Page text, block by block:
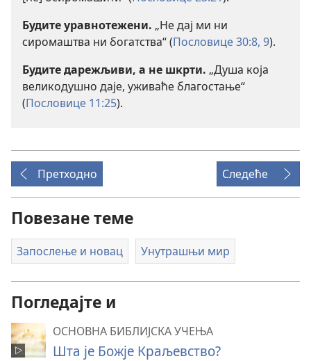
Будите уравнотежени. „Не дај ми ни
сиромаштва ни богатства“ (Пословице 30:8, 9).
Будите дарежљиви, а не шкрти. „Душа која
великодушно даје, уживаће благостање“
(Пословице 11:25).
Претходно Следеће
Повезане теме
Запослење и новац Унутрашњи мир
Погледајте и
ОСНОВНА БИБЛИЈСКА УЧЕЊА
Шта је Божје Краљевство?